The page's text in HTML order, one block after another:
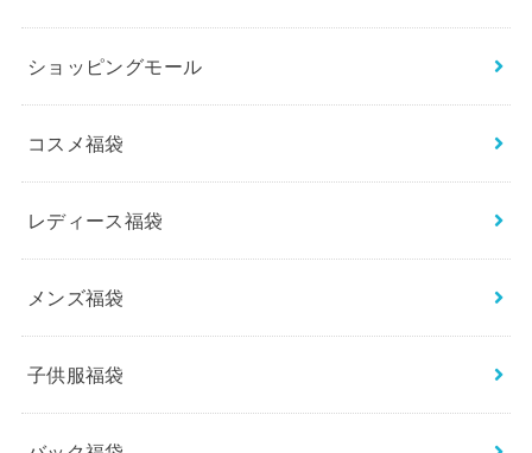
ショッピングモール
コスメ福袋
レディース福袋
メンズ福袋
子供服福袋